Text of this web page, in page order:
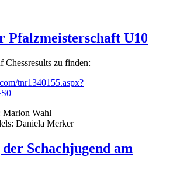
Pfalzmeisterschaft U10
Chessresults zu finden:
tnr1340155.aspx?
Marlon Wahl
Daniela Merker
Schachjugend am